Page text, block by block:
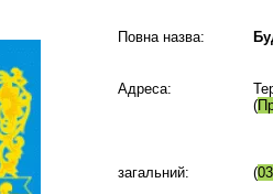
Повна назва:
Адреса:
(
загальний: (